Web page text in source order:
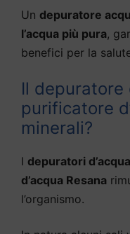
Un depuratore
l’acqua più pura,
benefici per la
Il depuratore
purificatore
minerali?
I depuratori
d’acqua Resana
l’organismo.